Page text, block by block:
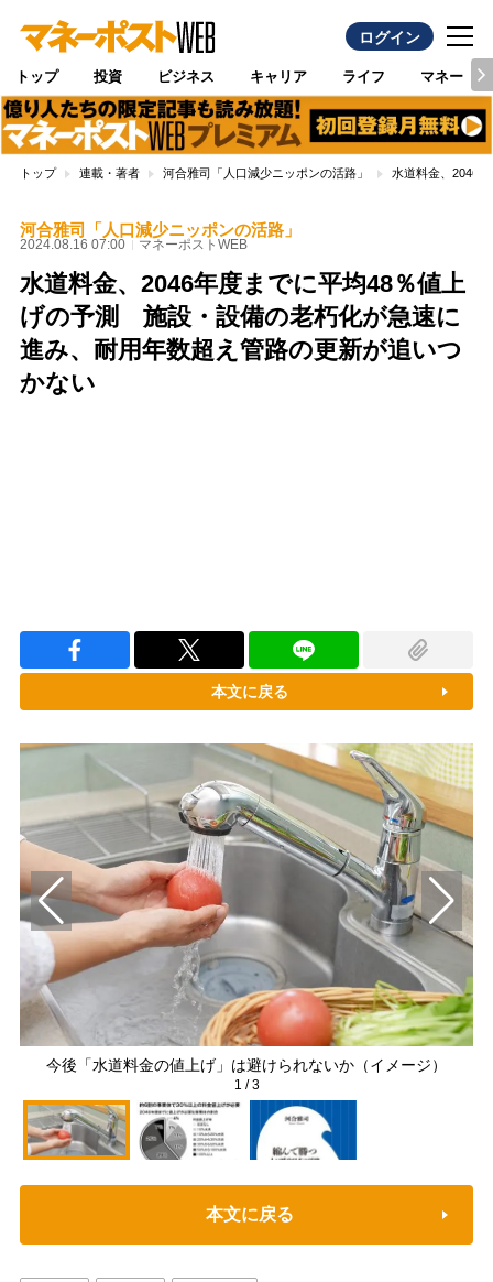
ログイン
トップ 投資 ビジネス キャリア ライフ マネー
トップ 連載・著者 河合雅司「人口減少ニッポンの活路」 水道料金、2046
河合雅司「人口減少ニッポンの活路」
2024.08.16 07:00 マネーポストWEB
水道料金、2046年度までに平均48％値上
げの予測 施設・設備の老朽化が急速に
進み、耐用年数超え管路の更新が追いつ
かない
本文に戻る
今後「水道料金の値上げ」は避けられないか（イメージ）
1 /3
本文に戻る